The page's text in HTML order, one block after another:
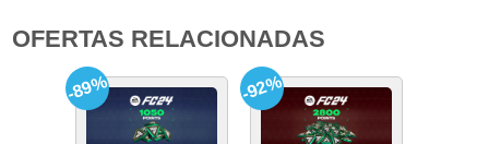
OFERTAS RELACIONADAS
-89% -92%